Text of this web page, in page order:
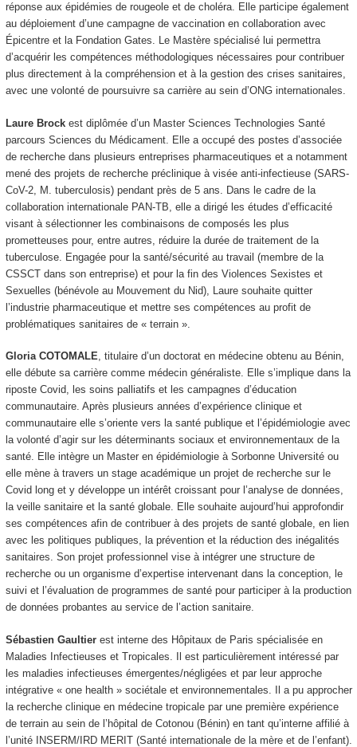
réponse aux épidémies de rougeole et de choléra. Elle participe également
au déploiement d’une campagne de vaccination en collaboration avec
Épicentre et la Fondation Gates. Le Mastère spécialisé lui permettra
d’acquérir les compétences méthodologiques nécessaires pour contribuer
plus directement à la compréhension et à la gestion des crises sanitaires,
avec une volonté de poursuivre sa carrière au sein d’ONG internationales.
Laure Brockest diplômée d’un Master Sciences Technologies Santé
parcours Sciences du Médicament. Elle a occupé des postes d’associée
de recherche dans plusieurs entreprises pharmaceutiques et a notamment
mené des projets de recherche préclinique à visée anti-infectieuse (SARS-
CoV-2, M. tuberculosis) pendant près de 5 ans. Dans le cadre de la
collaboration internationale PAN-TB, elle a dirigé les études d’efficacité
visant à sélectionner les combinaisons de composés les plus
prometteuses pour, entre autres, réduire la durée de traitement de la
tuberculose. Engagée pour la santé/sécurité au travail (membre de la
CSSCT dans son entreprise) et pour la fin des Violences Sexistes et
Sexuelles (bénévole au Mouvement du Nid), Laure souhaite quitter
l’industrie pharmaceutique et mettre ses compétences au profit de
problématiques sanitaires de « terrain ».
Gloria COTOMALE, titulaire d’un doctorat en médecine obtenu au Bénin,
elle débute sa carrière comme médecin généraliste. Elle s’implique dans la
riposte Covid, les soins palliatifs et les campagnes d’éducation
communautaire. Après plusieurs années d’expérience clinique et
communautaire elle s’oriente vers la santé publique et l’épidémiologie avec
la volonté d’agir sur les déterminants sociaux et environnementaux de la
santé. Elle intègre un Master en épidémiologie à Sorbonne Université ou
elle mène à travers un stage académique un projet de recherche sur le
Covid long et y développe un intérêt croissant pour l’analyse de données,
la veille sanitaire et la santé globale. Elle souhaite aujourd’hui approfondir
ses compétences afin de contribuer à des projets de santé globale, en lien
avec les politiques publiques, la prévention et la réduction des inégalités
sanitaires. Son projet professionnel vise à intégrer une structure de
recherche ou un organisme d’expertise intervenant dans la conception, le
suivi et l’évaluation de programmes de santé pour participer à la production
de données probantes au service de l’action sanitaire.
Sébastien Gaultierest interne des Hôpitaux de Paris spécialisée en
Maladies Infectieuses et Tropicales. Il est particulièrement intéressé par
les maladies infectieuses émergentes/négligées et par leur approche
intégrative « one health » sociétale et environnementales. Il a pu approcher
la recherche clinique en médecine tropicale par une première expérience
de terrain au sein de l’hôpital de Cotonou (Bénin) en tant qu’interne affilié à
l’unité INSERM/IRD MERIT (Santé internationale de la mère et de l’enfant).